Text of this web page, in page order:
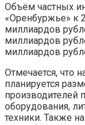
Объём частных
«Оренбуржье» к
миллиардов
миллиардов
миллиардов
Отмечается, что
планируется
производителей
оборудования,
техники. Также